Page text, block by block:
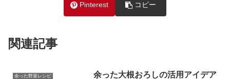
Pinterest コピー
関連記事
余った野菜レシピ
余った大根おろしの活用アイデア